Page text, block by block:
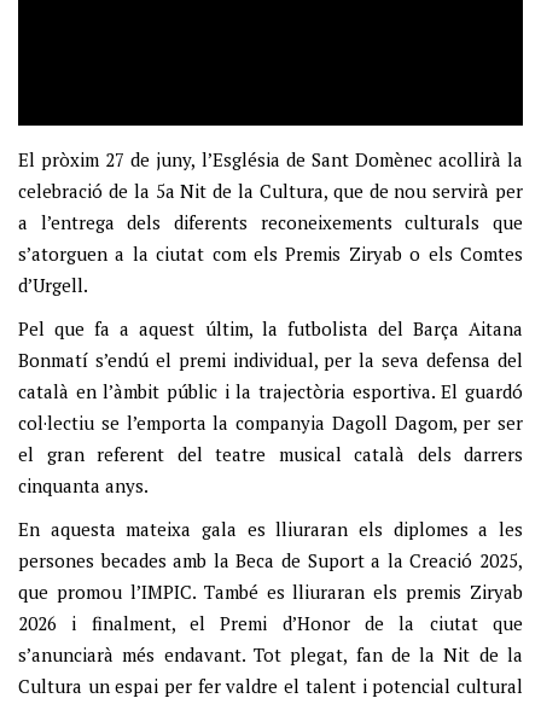
El pròxim 27 de juny, l’Església de Sant Domènec acollirà la
celebració de la 5a Nit de la Cultura, que de nou servirà per
a l’entrega dels diferents reconeixements culturals que
s’atorguen a la ciutat com els Premis Ziryab o els Comtes
d’Urgell.
Pel que fa a aquest últim, la futbolista del Barça Aitana
Bonmatí s’endú el premi individual, per la seva defensa del
català en l’àmbit públic i la trajectòria esportiva. El guardó
col·lectiu se l’emporta la companyia Dagoll Dagom, per ser
el gran referent del teatre musical català dels darrers
cinquanta anys.
En aquesta mateixa gala es lliuraran els diplomes a les
persones becades amb la Beca de Suport a la Creació 2025,
que promou l’IMPIC. També es lliuraran els premis Ziryab
2026 i finalment, el Premi d’Honor de la ciutat que
s’anunciarà més endavant. Tot plegat, fan de la Nit de la
Cultura un espai per fer valdre el talent i potencial cultural